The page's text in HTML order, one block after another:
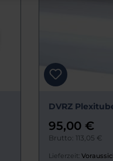
DVRZ
95,00 €
Brutto: 113,05 €
Lieferzeit: